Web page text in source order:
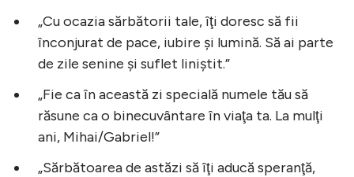
„Cu ocazia sărbătorii tale, îţi doresc să fii
înconjurat de pace, iubire şi lumină. Să ai parte
de zile senine şi suflet liniştit.”
„Fie ca în această zi specială numele tău să
răsune ca o binecuvântare în viaţa ta. La mulţi
ani, Mihai/Gabriel!”
„Sărbătoarea de astăzi să îţi aducă speranţă,